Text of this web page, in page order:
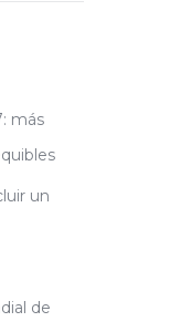
más
un
de